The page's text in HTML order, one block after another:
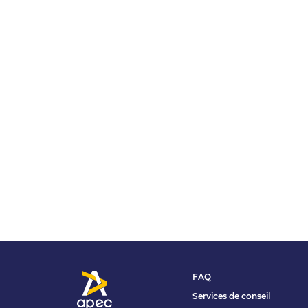
FAQ
Services de conseil